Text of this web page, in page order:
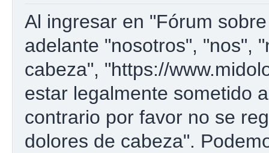
Al ingresar en "Fórum
adelante "nosotros", "nos",
cabeza", "https://
estar legalmente sometido
contrario por favor no se
dolores de cabeza".